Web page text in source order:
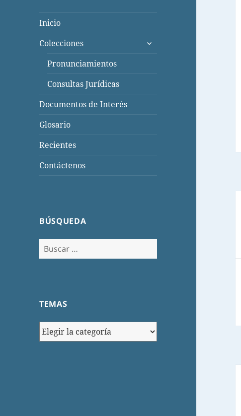
Inicio
Colecciones
expande
Pronunciamientos
Consultas Jurídicas
Documentos de Interés
Glosario
Recientes
Contáctenos
BÚSQUEDA
Buscar:
TEMAS
TEMAS